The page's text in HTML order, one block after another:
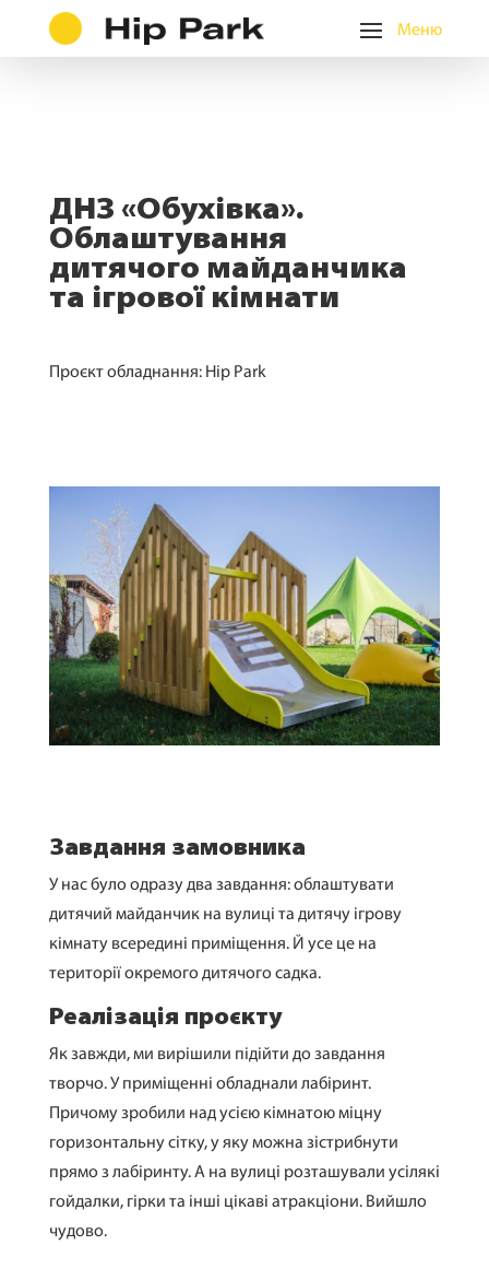
ДНЗ «Обухівка».
Облаштування
дитячого майданчика
та ігрової кімнати
Проєкт обладнання: Hip Park
Завдання замовника
У нас було одразу два завдання: облаштувати
дитячий майданчик на вулиці та дитячу ігрову
кімнату всередині приміщення. Й усе це на
території окремого дитячого садка.
Реалізація проєкту
Як завжди, ми вирішили підійти до завдання
творчо. У приміщенні обладнали лабіринт.
Причому зробили над усією кімнатою міцну
горизонтальну сітку, у яку можна зістрибнути
прямо з лабіринту. А на вулиці розташували усілякі
гойдалки, гірки та інші цікаві атракціони. Вийшло
чудово.